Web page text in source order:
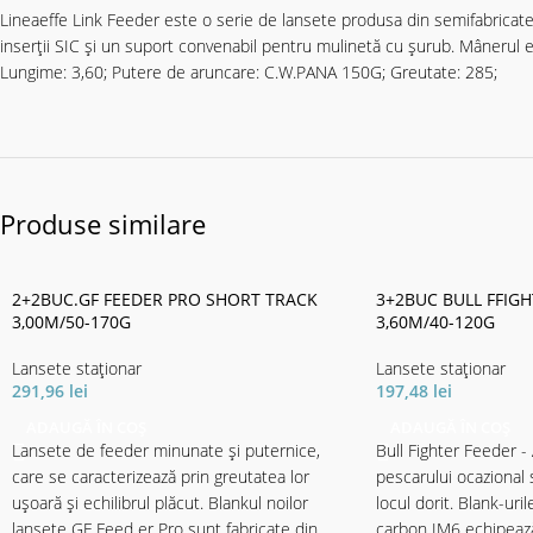
Lineaeffe Link Feeder este o serie de lansete produsa din
inserții SIC și un suport convenabil pentru mulinetă cu șurub.
Lungime: 3,60; Putere de aruncare: C.W.PANA 150G; Greutate: 285;
Produse similare
2+2BUC.GF FEEDER PRO SHORT TRACK
3,00M/50-170G
Lansete staţionar
291,96 lei
Lansete de feeder minunate și puternice,
care se caracterizează prin greutatea lor
ușoară și echilibrul plăcut. Blankul noilor
3+2BUC BULL
3,60M/40-120G
Lansete staţionar
197,48 lei
Bull Fighter Feeder
pescarului ocazional
locul dorit. Blank-